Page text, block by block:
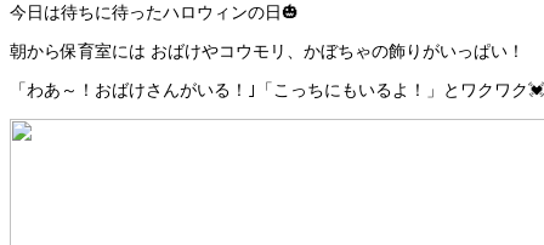
今日は待ちに待ったハロウィンの日🎃
朝から保育室には おばけやコウモリ、かぼちゃの飾りがいっぱい！
「わあ～！おばけさんがいる！｣「こっちにもいるよ！」とワクワク💓